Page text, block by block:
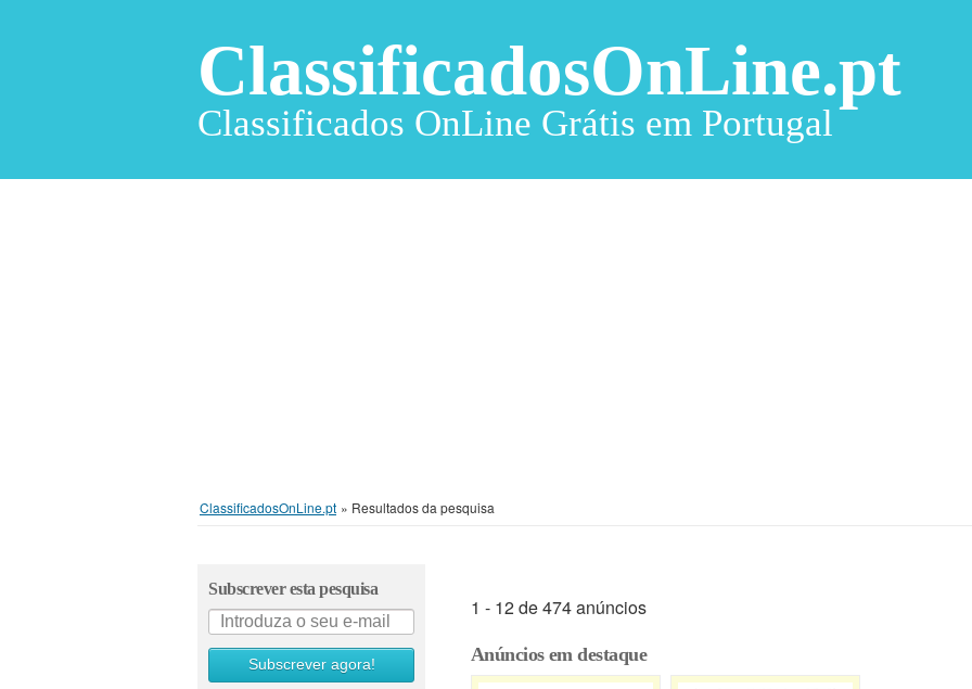
ClassificadosOnLine.pt
Classificados OnLine Grátis em Portugal
ClassificadosOnLine.pt » Resultados da pesquisa
Subscrever esta pesquisa
Subscrever agora!
1 - 12 de 474 anúncios
Anúncios em destaque